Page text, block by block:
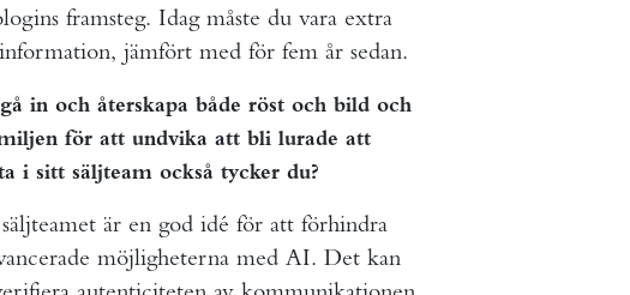
framsteg. Idag måste du vara extra
jämfört med för fem år sedan.
in och återskapa både röst och bild och
för att undvika att bli lurade att
i sitt säljteam också tycker du?
är en god idé för att förhindra
möjligheterna med AI. Det kan